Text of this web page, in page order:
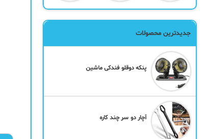
جدیدترین محصولات
پنکه دوقلو فندکی ماشین
آچار دو سر چند کاره